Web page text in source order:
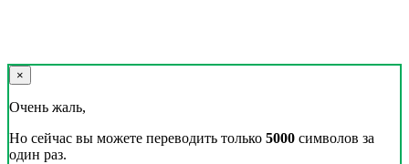
×
Очень жаль,
Но сейчас вы можете переводить только 5000 символов за
один раз.